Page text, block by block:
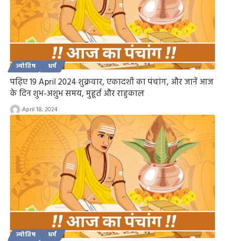
ज्योतिष धर्म
पढ़िए 19 April 2024 शुक्रवार, एकादशी का पंचांग, और जानें आज
के दिन शुभ-अशुभ समय, मुहूर्त और राहुकाल
April 18, 2024
ज्योतिष धर्म